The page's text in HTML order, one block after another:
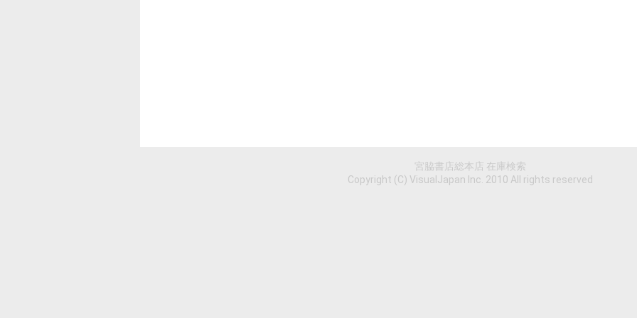
宮脇書店総本店 在庫検索
Copyright (C) VisualJapan Inc. 2010 All rights reserved